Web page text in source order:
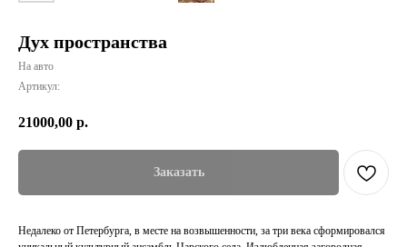
Дух пространства
На авто
Артикул:
21000,00 р.
Заказать
Недалеко от Петербурга, в месте на возвышенности, за три века сформировался